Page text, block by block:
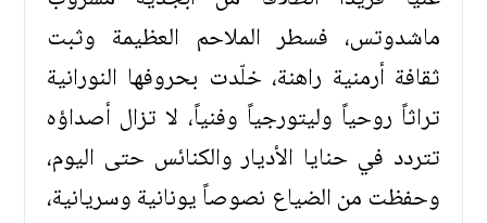
ماشدوتس، فسطر الملاحم العظيمة وثبت
ثقافة أرمنية راهنة، خلّدت بحروفها النورانية
تراثاً روحياً وليتورجياً وفنياً، لا تزال أصداؤه
تتردد في حنايا الأديار والكنائس حتى اليوم،
وحفظت من الضياع نصوصاً يونانية وسريانية،